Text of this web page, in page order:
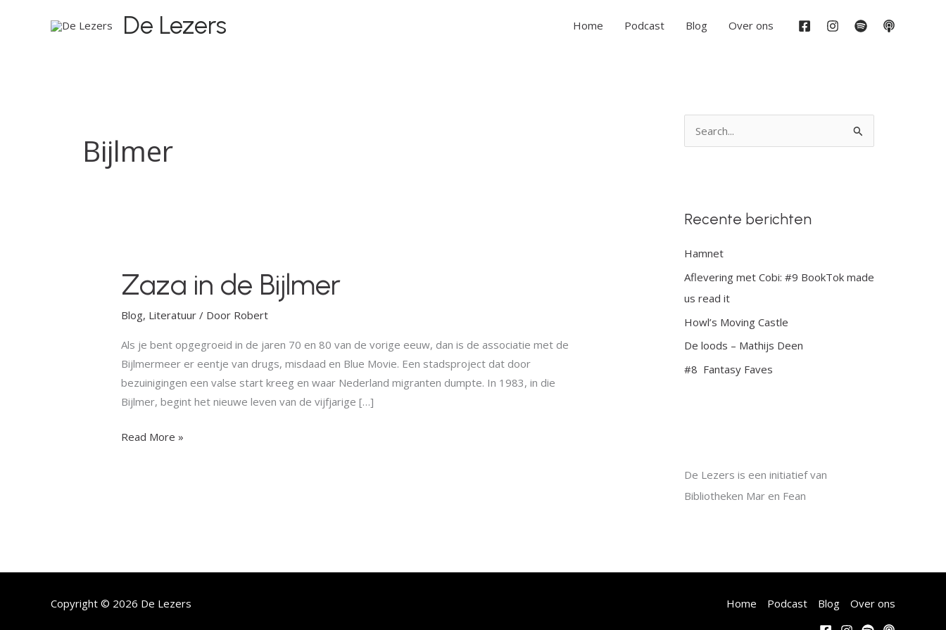
De Lezers Home Podcast Blog Over ons
Bijlmer
Zaza in de Bijlmer
Blog, Literatuur / Door Robert
Als je bent opgegroeid in de jaren 70 en 80 van de vorige eeuw, dan is de associatie met de
Bijlmermeer er eentje van drugs, misdaad en Blue Movie. Een stadsproject dat door
bezuinigingen een valse start kreeg en waar Nederland migranten dumpte. In 1983, in die
Bijlmer, begint het nieuwe leven van de vijfjarige […]
Zaza
in
de
Read More »
n
a
r
:
Recente berichten
Hamnet
Aflevering met Cobi: #9 BookTok made
us read it
Howl’s Moving Castle
De loods – Mathijs Deen
#8 Fantasy Faves
De Lezers is een initiatief van
Bibliotheken Mar en Fean
Copyright © 2026 De Lezers Home Podcast Blog Over ons